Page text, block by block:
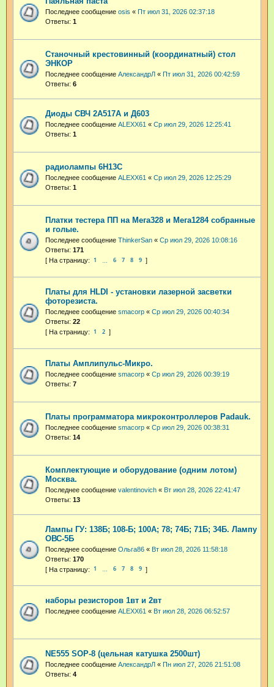
Последнее сообщение osis « Пт июл 31, 2026 02:37:18
Ответы: 1
Станочный крестовинный (координатный) стол
ЭНКОР
Последнее сообщение АлександрЛ « Пт июл 31, 2026 00:42:59
Ответы: 6
Диоды СВЧ 2А517А и Д603
Последнее сообщение ALEXX61 « Ср июл 29, 2026 12:25:41
Ответы: 1
радиолампы 6Н13С
Последнее сообщение ALEXX61 « Ср июл 29, 2026 12:25:29
Ответы: 1
Платки тестера ПП на Мега328 и Мега1284 собранные
и голые.
Последнее сообщение ThinkerSan « Ср июл 29, 2026 10:08:16
Ответы: 171
1 6 7 8 9
Платы для HLDI - установки лазерной засветки
фоторезиста.
Последнее сообщение smacorp « Ср июл 29, 2026 00:40:34
Ответы: 22
1 2
Платы Амплипульс-Микро.
Последнее сообщение smacorp « Ср июл 29, 2026 00:39:19
Ответы: 7
Платы программатора микроконтроллеров Padauk.
Последнее сообщение smacorp « Ср июл 29, 2026 00:38:31
Ответы: 14
Комплектующие и оборудование (одним лотом)
Москва.
Последнее сообщение valentinovich « Вт июл 28, 2026 22:41:47
Ответы: 13
Лампы ГУ: 138Б; 108-Б; 100А; 78; 74Б; 71Б; 34Б. Лампу
ОВС-5Б
Последнее сообщение Ольга86 « Вт июл 28, 2026 11:58:18
Ответы: 170
1 6 7 8 9
наборы резисторов 1вт и 2вт
Последнее сообщение ALEXX61 « Вт июл 28, 2026 06:52:57
NE555 SOP-8 (цельная катушка 2500шт)
Последнее сообщение АлександрЛ « Пн июл 27, 2026 21:51:08
Ответы: 4